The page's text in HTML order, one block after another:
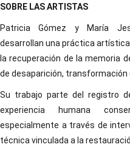
SOBRE LAS ARTISTAS
Patricia Gómez y María
desarrollan una práctica
la recuperación de la memoria
de desaparición, transformación
Su trabajo parte del registro
experiencia humana
especialmente a través de
técnica vinculada a la